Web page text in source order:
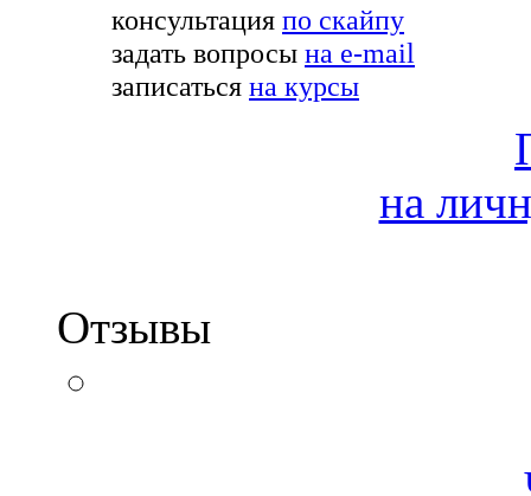
консультация по скайпу
задать вопросы на e-mail
записаться на курсы
на
Отзывы